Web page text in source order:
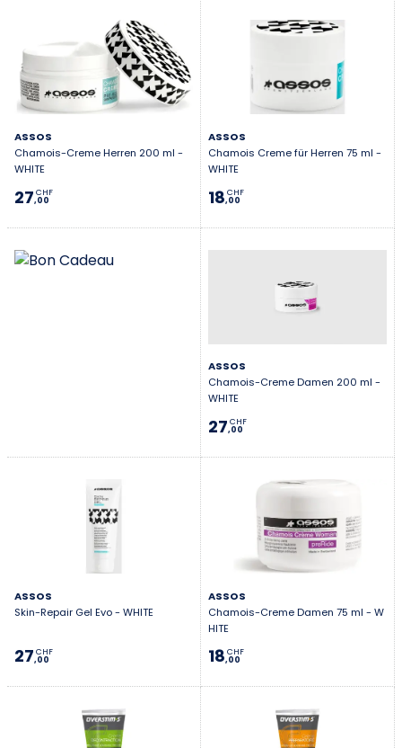
ASSOS
Chamois-Creme Herren 200 ml -
WHITE
27,00
CHF
ASSOS
Chamois Creme für Herren 75 ml -
WHITE
18,00
CHF
ASSOS
Chamois-Creme Damen 200 ml -
WHITE
27,00
CHF
ASSOS
Skin-Repair Gel Evo - WHITE
27,00
CHF
ASSOS
Chamois-Creme Damen 75 ml - W
HITE
18,00
CHF